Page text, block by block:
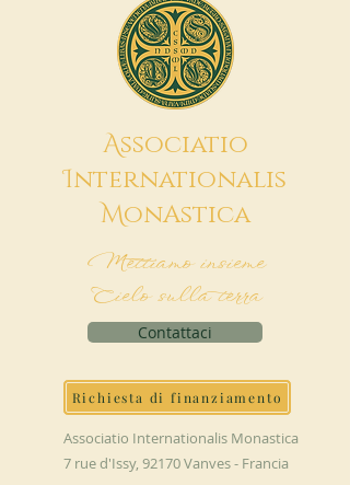
Associatio
Internationalis
MonAstica
Mettiamo insieme
Cielo sulla terra
Contattaci
Richiesta di finanziamento
Associatio Internationalis Monastica
7 rue d'Issy, 92170 Vanves - Francia